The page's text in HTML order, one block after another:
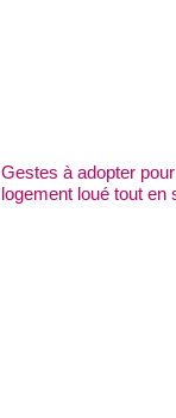
Gestes à adopter
logement loué tout en